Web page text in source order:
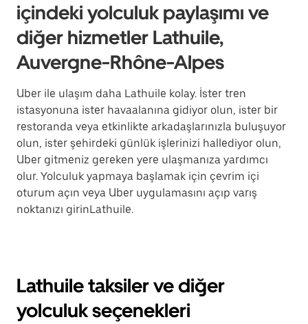
içindeki yolculuk paylaşımı ve
diğer hizmetler Lathuile,
Auvergne-Rhône-Alpes
Uber ile ulaşım daha Lathuile kolay. İster tren
istasyonuna ister havaalanına gidiyor olun, ister bir
restoranda veya etkinlikte arkadaşlarınızla buluşuyor
olun, ister şehirdeki günlük işlerinizi hallediyor olun,
Uber gitmeniz gereken yere ulaşmanıza yardımcı
olur. Yolculuk yapmaya başlamak için çevrim içi
oturum açın veya Uber uygulamasını açıp varış
noktanızı girinLathuile.
Lathuile taksiler ve diğer
yolculuk seçenekleri